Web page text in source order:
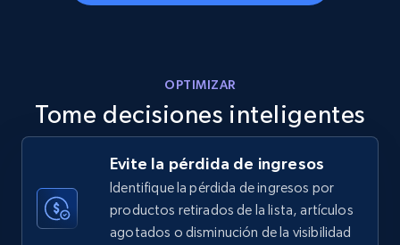
using sku numbers
URL, Final price, Sku, Currency, Gtin,
Specifications, Image urls, Top reviews, and
OPTIMIZAR
Tome decisiones inteligentes
Evite la pérdida de ingresos
Identifique la pérdida de ingresos por
productos retirados de la lista, artículos
agotados o disminución de la visibilidad